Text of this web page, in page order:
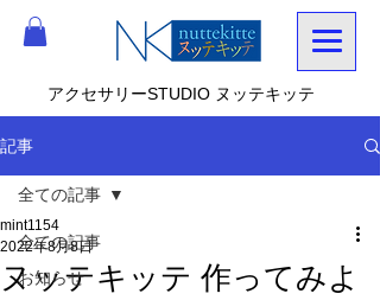
アクセサリーSTUDIO ヌッテキッテ
記事
全ての記事
お知らせ
全ての記事
ヌッテキッテ 作ってみよ
mint1154
2022年8月8日